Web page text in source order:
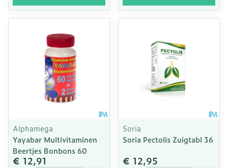
Alphamega
Yayabar Multivitaminen
Beertjes Bonbons 60
€ 12,91
Soria
Soria Pectolis Zuigtabl 36
€ 12,95